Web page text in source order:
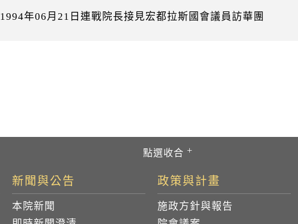
1994年06月21日連戰院長接見宏都拉斯國會議員訪華團
新聞與公告
本院新聞
政策與計畫
施政方針與報告